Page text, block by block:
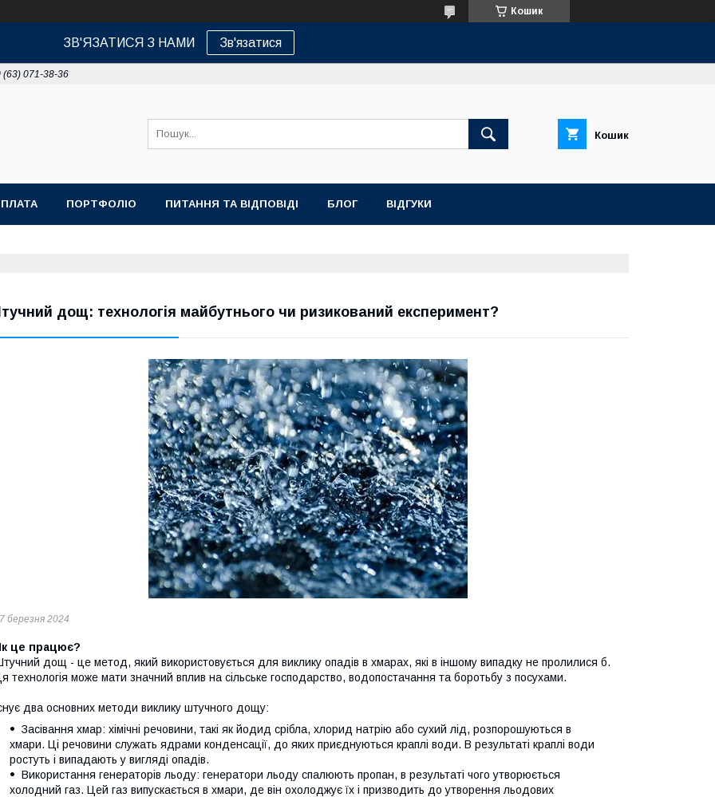
Кошик
ЗВ'ЯЗАТИСЯ З НАМИ Зв'язатися
(63) 071-38-36
Кошик
ПОРТФОЛІО ПИТАННЯ ТА ВІДПОВІДІ БЛОГ ВІДГУКИ
дощ: технологія майбутнього чи ризикований експеримент?
березня 2024
це працює?
дощ - це метод, який використовується для виклику опадів в хмарах, які в іншому випадку не пролилися б.
технологія може мати значний вплив на сільське господарство, водопостачання та боротьбу з посухами.
два основних методи виклику штучного дощу:
Засівання хмар: хімічні речовини, такі як йодид срібла, хлорид натрію або сухий лід, розпорошуються в
хмари. Ці речовини служать ядрами конденсації, до яких приєднуються краплі води. В результаті краплі води
ростуть і випадають у вигляді опадів.
Використання генераторів льоду: генератори льоду спалюють пропан, в результаті чого утворюється
холодний газ. Цей газ випускається в хмари, де він охолоджує їх і призводить до утворення льодових